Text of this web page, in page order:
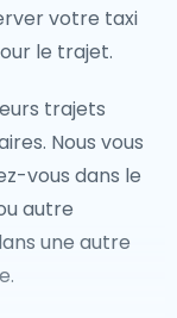
votre taxi
le trajet.
trajets
Nous vous
vous dans le
autre
une autre